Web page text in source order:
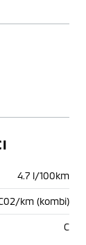
4.7 l/100km
km (kombi)
C